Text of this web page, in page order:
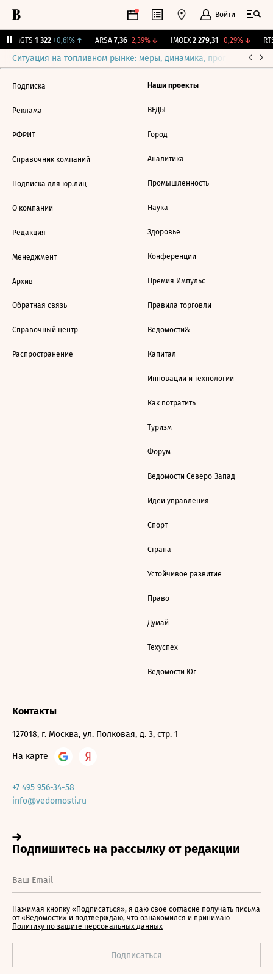
Войти
MGTS 1 322 +0,61%↑ ARSA 7,36 -2,39%↓ IMOEX 2 279,31 -0,29%↓
Ситуация на топливном рынке: меры, динамика, прогнозы
Подписка
Реклама
РФРИТ
Справочник компаний
Подписка для юр.лиц
О компании
Редакция
Менеджмент
Архив
Обратная связь
Справочный центр
Распространение
Наши проекты
ВЕДЫ
Город
Аналитика
Промышленность
Наука
Здоровье
Конференции
Премия Импульс
Правила торговли
Ведомости&
Капитал
Инновации и технологии
Как потратить
Туризм
Форум
Ведомости Северо-Запад
Идеи управления
Спорт
Страна
Устойчивое развитие
Право
Думай
Техуспех
Ведомости Юг
Контакты
127018, г. Москва, ул. Полковая, д. 3, стр. 1
На карте
+7 495 956-34-58
info@vedomosti.ru
Нажимая кнопку «Подписаться», я даю свое согласие получать письма
от «Ведомости» и подтверждаю, что ознакомился и принимаю
Политику по защите персональных данных